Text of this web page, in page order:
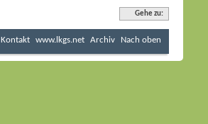
Gehe zu:
Kontakt www.lkgs.net Archiv Nach oben